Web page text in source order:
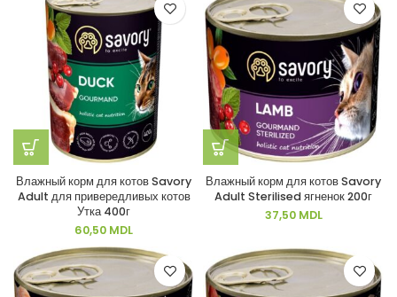
Влажный корм для котов Savory
Adult для привередливых котов
Утка 400г
60,50 MDL
Влажный корм для котов Savory
Adult Sterilised ягненок 200г
37,50 MDL